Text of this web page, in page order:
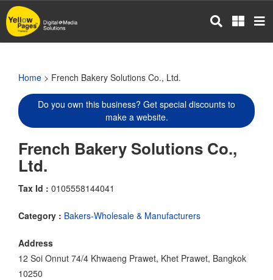
Skip
to
main
Home > French Bakery Solutions Co., Ltd.
Do you own this business? Get special discounts to
make a website.
French Bakery Solutions Co.,
Ltd.
Tax Id : 0105558144041
Category : Bakers-Wholesale & Manufacturers
Address
12 Soi Onnut 74/4 Khwaeng Prawet, Khet Prawet, Bangkok
10250